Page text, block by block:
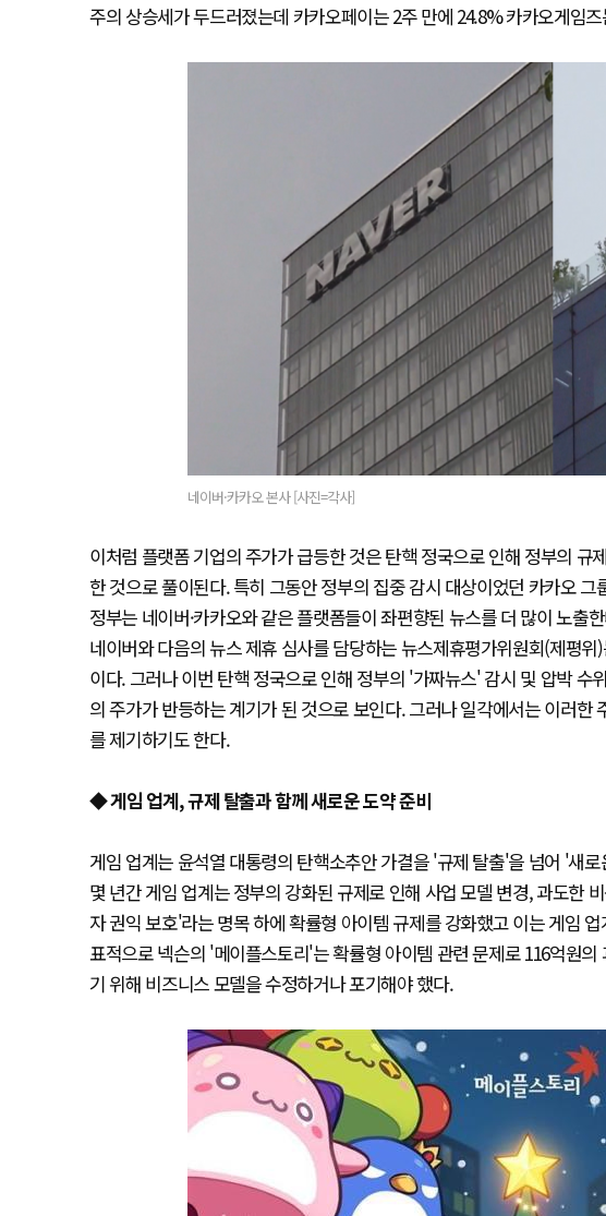
주의 상승세가 두드러졌는데 카카오페이는 2주 만에 24.8% 카카오게임
네이버·카카오 본사 [사진=각사]
이처럼 플랫폼 기업의 주가가 급등한 것은 탄핵 정국으로 인해 정부의
한 것으로 풀이된다. 특히 그동안 정부의 집중 감시 대상이었던 카카오
정부는 네이버·카카오와 같은 플랫폼들이 좌편향된 뉴스를 더 많이 노출
네이버와 다음의 뉴스 제휴 심사를 담당하는 뉴스제휴평가위원회(제평
이다. 그러나 이번 탄핵 정국으로 인해 정부의 '가짜뉴스' 감시 및 압박
의 주가가 반등하는 계기가 된 것으로 보인다. 그러나 일각에서는 이러한
를 제기하기도 한다.
◆ 게임 업계, 규제 탈출과 함께 새로운 도약 준비
게임 업계는 윤석열 대통령의 탄핵소추안 가결을 '규제 탈출'을 넘어 '새
몇 년간 게임 업계는 정부의 강화된 규제로 인해 사업 모델 변경, 과도한
자 권익 보호'라는 명목 하에 확률형 아이템 규제를 강화했고 이는 게임
표적으로 넥슨의 '메이플스토리'는 확률형 아이템 관련 문제로 116억원
기 위해 비즈니스 모델을 수정하거나 포기해야 했다.